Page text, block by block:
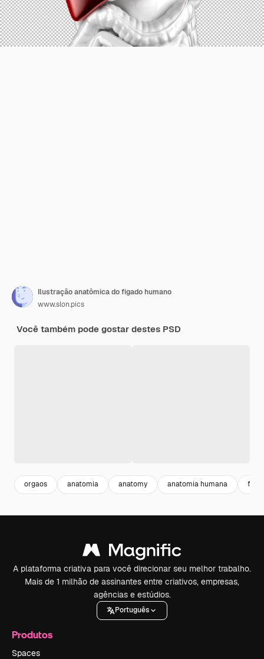
Ilustração anatômica do fígado humano
www.slon.pics
Você também pode gostar destes PSD
orgaos anatomia anatomy anatomia humana
A plataforma criativa para você direcionar seu melhor trabalho.
Mais de 1 milhão de assinantes entre criativos, empresas,
agências e estúdios.
Português
Produtos
Spaces